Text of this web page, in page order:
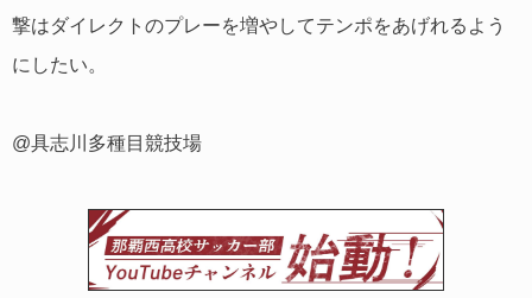
撃はダイレクトのプレーを増やしてテンポをあげれるよう
にしたい。
@具志川多種目競技場